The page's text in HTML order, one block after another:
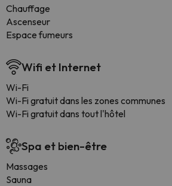
Chauffage
Ascenseur
Espace fumeurs
Wifi et Internet
Wi-Fi
Wi-Fi gratuit dans les zones communes
Wi-Fi gratuit dans tout l'hôtel
Spa et bien-être
Massages
Sauna